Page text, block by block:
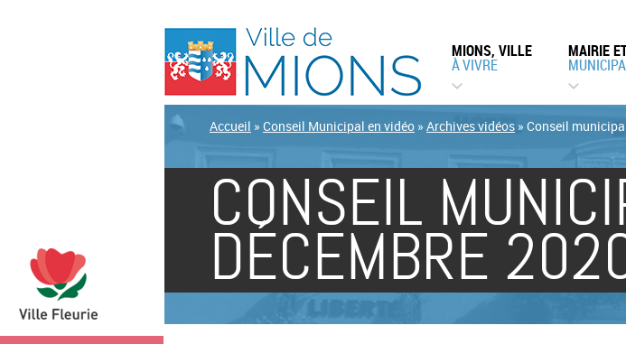
MIONS, VILLE
À VIVRE
MAIRIE
Accueil » Conseil Municipal en vidéo » Archives vidéos » Conseil
CONSEIL
DÉCEMBRE